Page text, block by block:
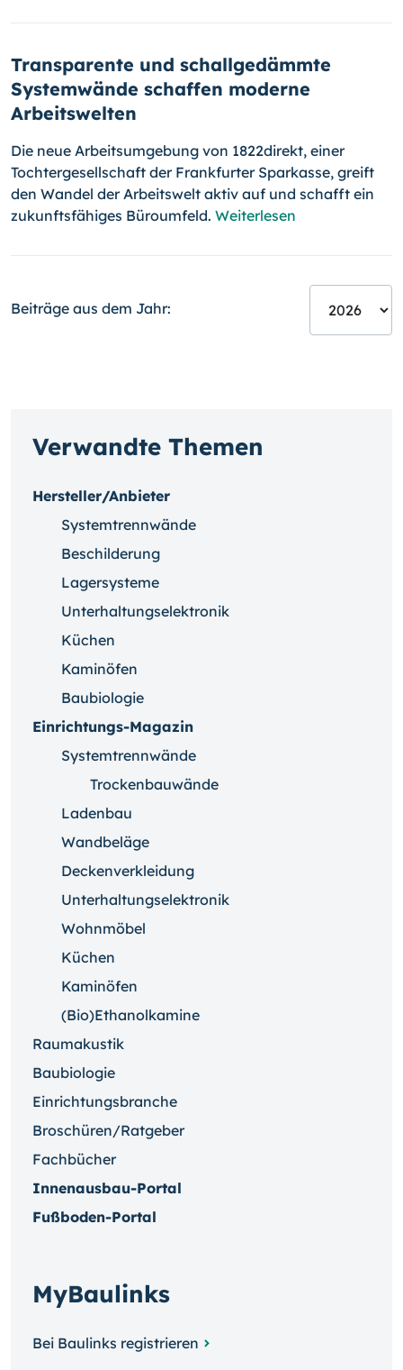
Transparente und schallgedämmte
Systemwände schaffen moderne
Arbeitswelten
Die neue Arbeitsumgebung von 1822direkt, einer
Tochtergesellschaft der Frankfurter Sparkasse, greift
den Wandel der Arbeitswelt aktiv auf und schafft ein
zukunftsfähiges Büroumfeld. Weiterlesen
Beiträge aus dem Jahr:
Verwandte Themen
Hersteller/Anbieter
Systemtrennwände
Beschilderung
Lagersysteme
Unterhaltungselektronik
Küchen
Kaminöfen
Baubiologie
Einrichtungs-Magazin
Systemtrennwände
Trockenbauwände
Ladenbau
Wandbeläge
Deckenverkleidung
Unterhaltungselektronik
Wohnmöbel
Küchen
Kaminöfen
(Bio)Ethanolkamine
Raumakustik
Baubiologie
Einrichtungsbranche
Broschüren/Ratgeber
Fachbücher
Innenausbau-Portal
Fußboden-Portal
MyBaulinks
Bei Baulinks registrieren